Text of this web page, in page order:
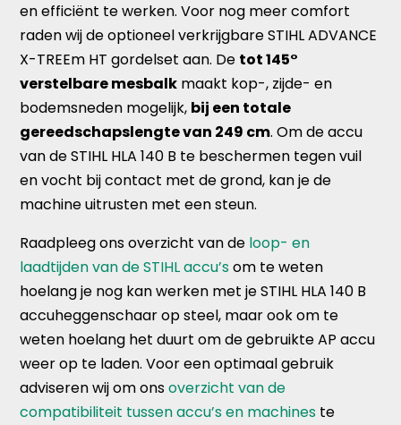
en efficiënt te werken. Voor nog meer comfort
raden wij de optioneel verkrijgbare STIHL ADVANCE
X-TREEm HT gordelset aan. De tot 145°
verstelbare mesbalk maakt kop-, zijde- en
bodemsneden mogelijk, bij een totale
gereedschapslengte van 249 cm. Om de accu
van de STIHL HLA 140 B te beschermen tegen vuil
en vocht bij contact met de grond, kan je de
machine uitrusten met een steun.
Raadpleeg ons overzicht van de loop- en
laadtijden van de STIHL accu’som te weten
hoelang je nog kan werken met je STIHL HLA 140 B
accuheggenschaar op steel, maar ook om te
weten hoelang het duurt om de gebruikte AP accu
weer op te laden. Voor een optimaal gebruik
adviseren wij om onsoverzicht van de
compatibiliteit tussen accu’s en machines te